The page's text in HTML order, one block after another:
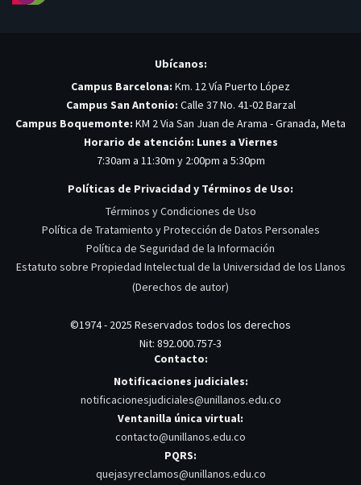
Ubícanos:
Campus Barcelona: Km. 12 Vía Puerto López
Campus San Antonio: Calle 37 No. 41-02 Barzal
Campus Boquemonte: KM 2 Via San Juan de Arama - Granada, Meta
Horario de atención: Lunes a Viernes
7:30am a 11:30m y 2:00pm a 5:30pm
Políticas de Privacidad y Términos de Uso:
Términos y Condiciones de Uso
Política de Tratamiento y Protección de Datos Personales
Política de Seguridad de la Información
Estatuto sobre Propiedad Intelectual de la Universidad de los Llanos
(Derechos de autor)
©1974 - 2025 Reservados todos los derechos
Nit: 892.000.757-3
Contacto:
Notificaciones judiciales:
notificacionesjudiciales@unillanos.edu.co
Ventanilla única virtual:
contacto@unillanos.edu.co
PQRS:
quejasyreclamos@unillanos.edu.co